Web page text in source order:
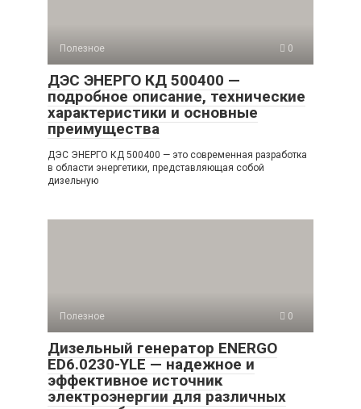
Полезное 0
ДЭС ЭНЕРГО КД 500400 —
подробное описание, технические
характеристики и основные
преимущества
ДЭС ЭНЕРГО КД 500400 — это современная разработка
в области энергетики, представляющая собой
дизельную
Полезное 0
Дизельный генератор ENERGO
ED6.0230-YLE — надежное и
эффективное источник
электроэнергии для различных